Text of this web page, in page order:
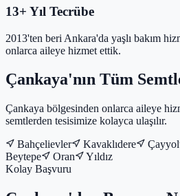
13+ Yıl Tecrübe
2013'ten beri Ankara'da yaşlı bakım
onlarca aileye hizmet ettik.
Çankaya'nın Tüm
Çankaya bölgesinden onlarca aileye
semtlerden tesisimize kolayca ulaşılır.
Bahçelievler
Kavaklıdere
Beytepe
Oran
Yıldız
Kolay Başvuru